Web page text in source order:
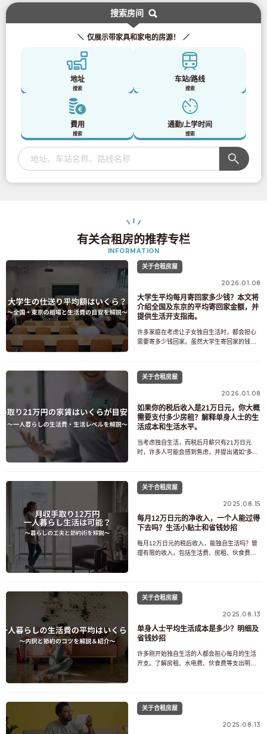
搜索房间
仅展示带家具和家电的房源！
地址
搜索
车站/路线
搜索
費用
搜索
通勤/上学时间
搜索
有关合租房的推荐专栏
INFORMATION
关于合租房屋
2026.01.08
大学生平均每月寄回家多少钱？本文将
介绍全国及东京的平均寄回家金额，并
提供生活开支指南。
许多家庭在考虑让子女独自生活时，都会担心
需要寄多少钱回家。虽然大学生寄回家的钱有
大差异。许多人会担心：“5万日元是不是太少
了？”或者“一个人生活要花多少钱？”本文将解
关于合租房屋
2026.01.08
如果你的税后收入是21万日元，你大概
需要支付多少房租？解释单身人士的生
活成本和生活水平。
当考虑独自生活，而税后月薪只有21万日元
时，许多人可能会感到焦虑，并提出诸如“多少
租设定不当，人们很容易发现自己入不敷出，
每个月都捉襟见肘。另一方面，如果能合理分
关于合租房屋
2025.08.15
每月12万日元的净收入，一个人能过得
下去吗？生活小贴士和省钱妙招
每月12万日元的税后收入，能独自生活吗？管
理有限的收入，包括生活费、房租、伙食费和
域、生活安排和支出重点，12万日元的税后收
入完全可以让你过上舒适的生活。本文将探讨
关于合租房屋
2025.08.13
单身人士平均生活成本是多少？明细及
省钱妙招
许多刚开始独自生活的人都会担心每月的生活
开支。了解房租、水电费、伙食费等支出明
息，以及固定成本和变动成本的估算金额，即
使您是第一次独自生活，也能安心规划。此
关于合租房屋
2025.08.13